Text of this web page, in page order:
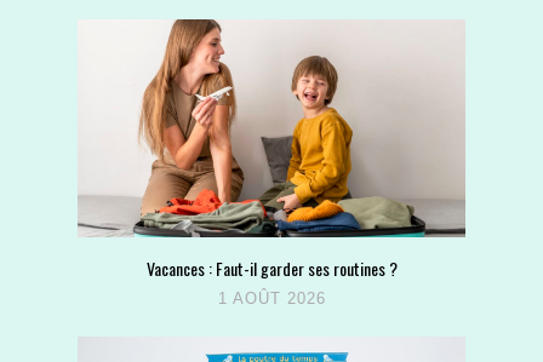
Vacances : Faut-il garder ses routines ?
1 AOÛT 2026